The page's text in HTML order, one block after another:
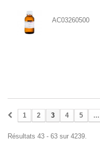
AC03260500
1 2 3 4 5 ...
Résultats 43 - 63 sur 4239.